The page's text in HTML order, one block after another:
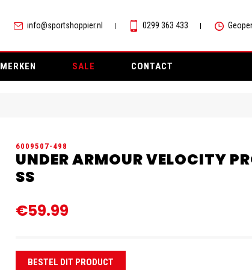
info@sportshoppier.nl 0299 363 433
MERKEN SALE CONTACT
6009507-498
UNDER ARMOUR VELOCITY
SS
€59.99
BESTEL DIT PRODUCT